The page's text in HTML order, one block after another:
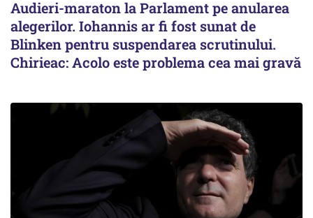
Audieri-maraton la Parlament pe anularea
alegerilor. Iohannis ar fi fost sunat de
Blinken pentru suspendarea scrutinului.
Chirieac: Acolo este problema cea mai gravă